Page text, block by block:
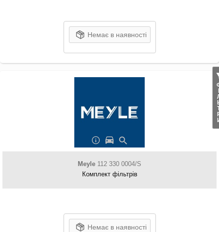
Немає в наявності
Meyle 112 330 0004/S
Комплект фільтрів
Немає в наявності